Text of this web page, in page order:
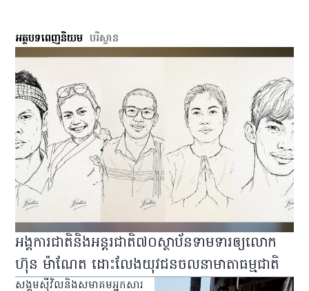
អត្ថបទពេញនិយម បរិស្ថាន
អង្គការជាតិនិងអន្តរជាតិ៧០ស្ថាប័នទាមទារឲ្យលោក
ហ៊ុន ម៉ាណែត ដោះលែងយុវជនចលនាមាតាធម្មជាតិ
សង្គមស៊ីវិលនិងសមាគមអ្នកសារ